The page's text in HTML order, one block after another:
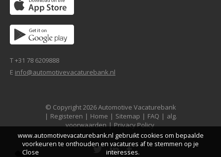
T +31 78 6209888
E info@automotivevacaturebank.nl
© Copyright 2026 Automotive Vacaturebank
| Registeren | Home | Sitemap | FAQ | alg.
voorwaarden | Privacy Policy
www.automotivevacaturebank.nl gebruikt cookies om bepaalde
voorkeuren te onthouden en vacatures af te stemmen op je
interesses.
Close